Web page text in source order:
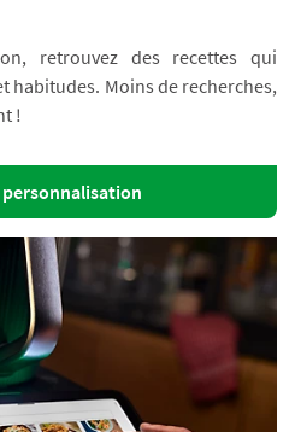
retrouvez des recettes qui
habitudes. Moins de recherches,
!
personnalisation